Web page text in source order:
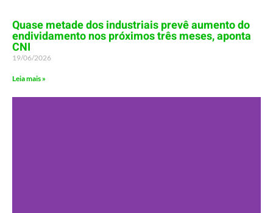
Quase metade dos industriais prevê aumento do
endividamento nos próximos três meses, aponta
CNI
19/06/2026
Leia mais »